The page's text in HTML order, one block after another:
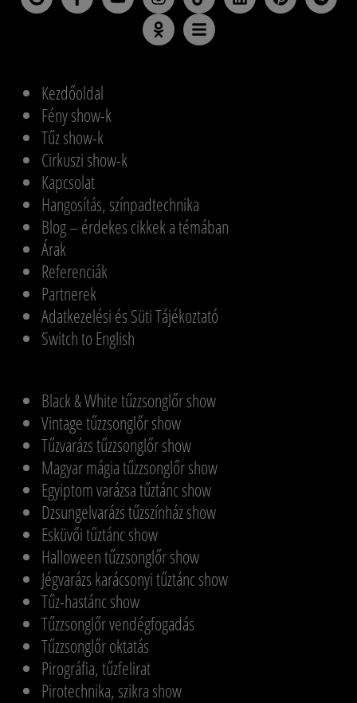
Kezdőoldal
Fény show-k
Tűz show-k
Cirkuszi show-k
Kapcsolat
Hangosítás, színpadtechnika
Blog – érdekes cikkek a témában
Árak
Referenciák
Partnerek
Adatkezelési és Süti Tájékoztató
Switch to English
Black & White tűzzsonglőr show
Vintage tűzzsonglőr show
Tűzvarázs tűzzsonglőr show
Magyar mágia tűzzsonglőr show
Egyiptom varázsa tűztánc show
Dzsungelvarázs tűzszínház show
Esküvői tűztánc show
Halloween tűzzsonglőr show
Jégvarázs karácsonyi tűztánc show
Tűz-hastánc show
Tűzzsonglőr vendégfogadás
Tűzzsonglőr oktatás
Pirográfia, tűzfelirat
Pirotechnika, szikra show